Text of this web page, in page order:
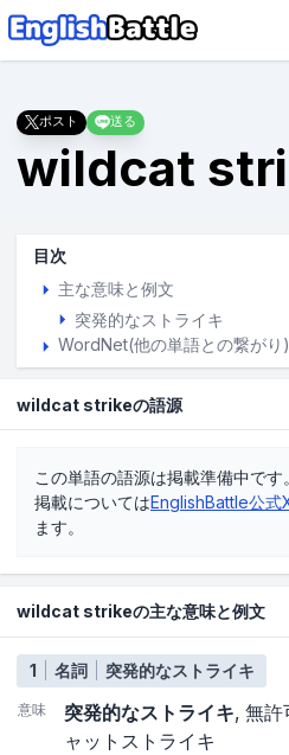
ポスト 送る
wildcat
目次
主な意味と例文
突発的なストライキ
WordNet(他の単語との繋がり)
wildcat strikeの語源
この単語の語源は掲載準備中です。
掲載についてはEnglishBattle公式
ます。
wildcat strikeの主な意味と例文
1 名詞 突発的なストライキ
意味 突発的なストライキ 無許
ャットストライキ